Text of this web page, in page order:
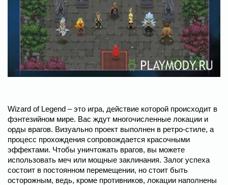
Wizard of Legend – это игра, действие которой происходит в
фэнтезийном мире. Вас ждут многочисленные локации и
орды врагов. Визуально проект выполнен в ретро-стиле, а
процесс прохождения сопровождается красочными
эффектами. Чтобы уничтожать врагов, вы можете
использовать меч или мощные заклинания. Залог успеха
состоит в постоянном перемещении, но стоит быть
осторожным, ведь, кроме противников, локации наполнены